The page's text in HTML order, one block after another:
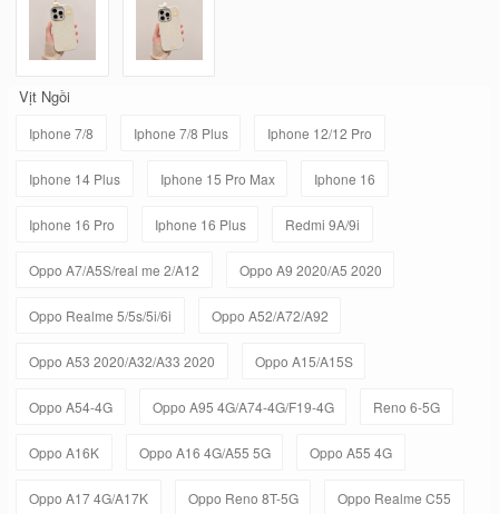
Vịt Ngồi
Iphone 7/8 Iphone 7/8 Plus Iphone 12/12 Pro
Iphone 14 Plus Iphone 15 Pro Max Iphone 16
Iphone 16 Pro Iphone 16 Plus Redmi 9A/9i
Oppo A7/A5S/real me 2/A12 Oppo A9 2020/A5 2020
Oppo Realme 5/5s/5i/6i Oppo A52/A72/A92
Oppo A53 2020/A32/A33 2020 Oppo A15/A15S
Oppo A54-4G Oppo A95 4G/A74-4G/F19-4G Reno 6-5G
Oppo A16K Oppo A16 4G/A55 5G Oppo A55 4G
Oppo A17 4G/A17K Oppo Reno 8T-5G Oppo Realme C55